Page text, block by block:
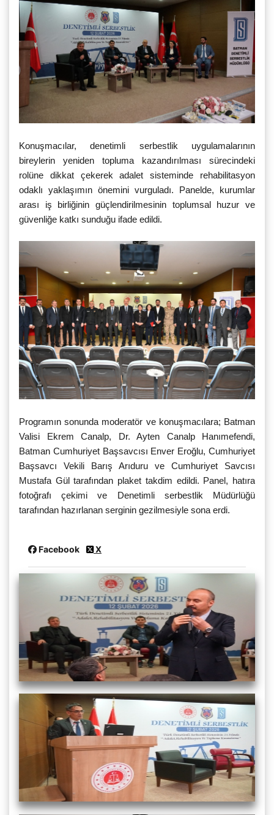
Konuşmacılar, denetimli serbestlik uygulamalarının
bireylerin yeniden topluma kazandırılması sürecindeki
rolüne dikkat çekerek adalet sisteminde rehabilitasyon
odaklı yaklaşımın önemini vurguladı. Panelde, kurumlar
arası iş birliğinin güçlendirilmesinin toplumsal huzur ve
güvenliğe katkı sunduğu ifade edildi.
Programın sonunda moderatör ve konuşmacılara; Batman
Valisi Ekrem Canalp, Dr. Ayten Canalp Hanımefendi,
Batman Cumhuriyet Başsavcısı Enver Eroğlu, Cumhuriyet
Başsavcı Vekili Barış Arıduru ve Cumhuriyet Savcısı
Mustafa Gül tarafından plaket takdim edildi. Panel, hatıra
fotoğrafı çekimi ve Denetimli serbestlik Müdürlüğü
tarafından hazırlanan serginin gezilmesiyle sona erdi.
Facebook X